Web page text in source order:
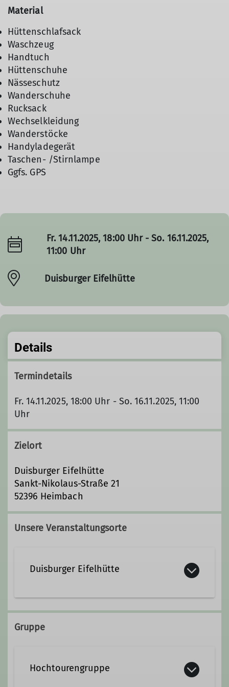
Material
Hüttenschlafsack
Waschzeug
Handtuch
Hüttenschuhe
Nässeschutz
Wanderschuhe
Rucksack
Wechselkleidung
Wanderstöcke
Handyladegerät
Taschen- /Stirnlampe
Ggfs. GPS
Fr. 14.11.2025, 18:00 Uhr - So. 16.11.2025,
11:00 Uhr
Duisburger Eifelhütte
Details
Termindetails
Fr. 14.11.2025, 18:00 Uhr - So. 16.11.2025, 11:00
Uhr
Zielort
Duisburger Eifelhütte
Sankt-Nikolaus-Straße 21
52396 Heimbach
Unsere Veranstaltungsorte
Duisburger Eifelhütte
St. Nikolausstraße 21
Gruppe
Hochtourengruppe